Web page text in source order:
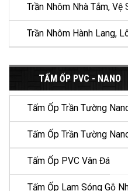
Trần Nhôm Nhà Tắm, Vệ
Trần Nhôm Hành Lang,
TẤM ỐP PVC - NANO
Tấm Ốp Trần Tường
Tấm Ốp Trần Tường
Tấm Ốp PVC Vân Đá
Tấm Ốp Lam Sóng Gỗ